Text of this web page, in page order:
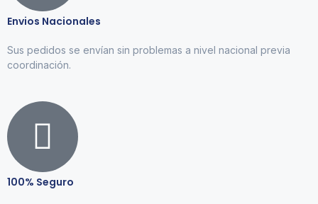
Envios Nacionales
Sus pedidos se envían sin problemas a nivel nacional previa
coordinación.
100% Seguro